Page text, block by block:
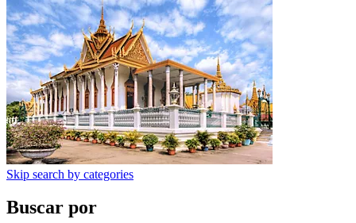
Skip search by categories
Buscar por